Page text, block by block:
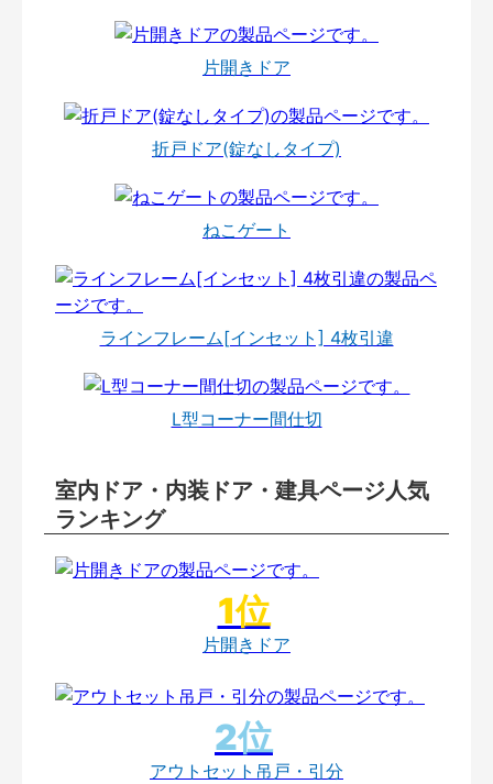
片開きドア
折戸ドア(錠なしタイプ)
ねこゲート
ラインフレーム[インセット] 4枚引違
L型コーナー間仕切
室内ドア・内装ドア・建具ページ人気
ランキング
片開きドア
アウトセット吊戸・引分